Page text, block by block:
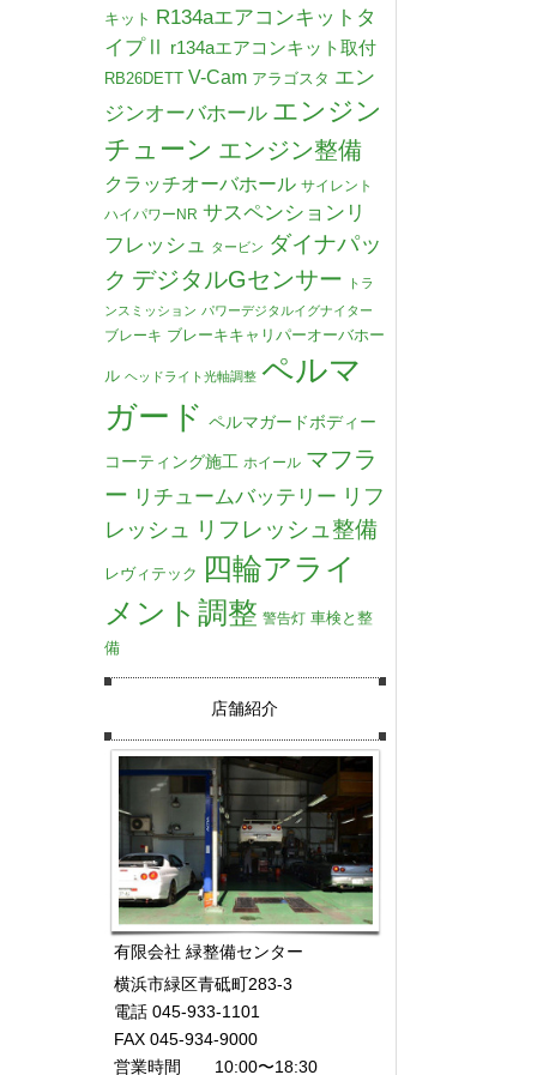
キット R134aエアコンキットタ
イプⅡ
r134aエアコンキット取付
RB26DETT V-Cam アラゴスタ エン
ジンオーバホール エンジン
チューン エンジン整備
クラッチオーバホール サイレント
ハイパワーNR サスペンションリ
フレッシュ
タービン ダイナパッ
ク デジタルGセンサー
トラ
ンスミッション パワーデジタルイグナイター
ブレーキ ブレーキキャリパーオーバホー
ル ヘッドライト光軸調整 ペルマ
ガード ペルマガードボディー
コーティング施工 ホイール マフラ
ー リチュームバッテリー リフ
レッシュ
リフレッシュ整備
レヴィテック 四輪アライ
メント調整 警告灯 車検と整
備
店舗紹介
有限会社 緑整備センター
横浜市緑区青砥町283-3
電話 045-933-1101
FAX 045-934-9000
営業時間 10:00〜18:30